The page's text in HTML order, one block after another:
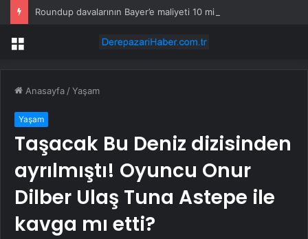
Roundup davalarının Bayer’e maliyeti 10 milyar doları aştı
Menü
Anasayfa /Yaşam
Yaşam
Taşacak Bu Deniz dizisinden
ayrılmıştı! Oyuncu Onur
Dilber Ulaş Tuna Astepe ile
kavga mı etti?